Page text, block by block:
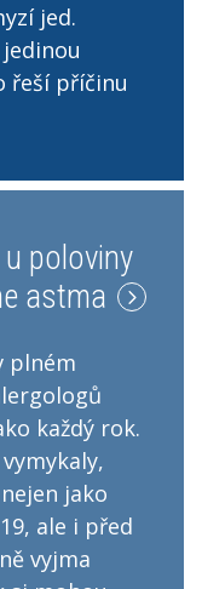
jed.
řeší příčinu
poloviny
astma
plném
každý rok.
jako
ale i před
vyjma